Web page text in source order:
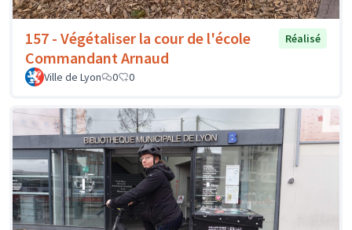
157 - Végétaliser la cour de l'école
Commandant Arnaud
Réalisé
Ville de Lyon 0 0